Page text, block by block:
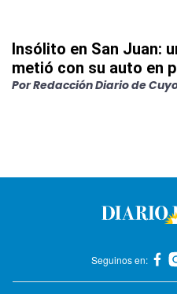
Insólito en San Juan:
metió con su auto en
PorRedacción Diario de
Seguinos en: